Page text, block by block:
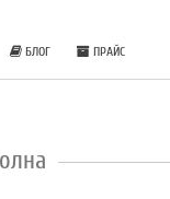
БЛОГ ПРАЙС